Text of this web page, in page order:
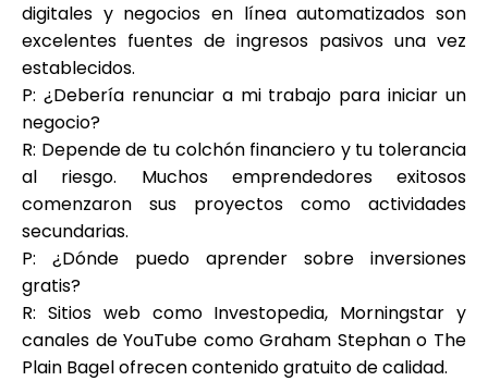
digitales y negocios en línea automatizados son
excelentes fuentes de ingresos pasivos una vez
establecidos.
P: ¿Debería renunciar a mi trabajo para iniciar un
negocio?
R: Depende de tu colchón financiero y tu tolerancia
al riesgo. Muchos emprendedores exitosos
comenzaron sus proyectos como actividades
secundarias.
P: ¿Dónde puedo aprender sobre inversiones
gratis?
R: Sitios web como Investopedia, Morningstar y
canales de YouTube como Graham Stephan o The
Plain Bagel ofrecen contenido gratuito de calidad.